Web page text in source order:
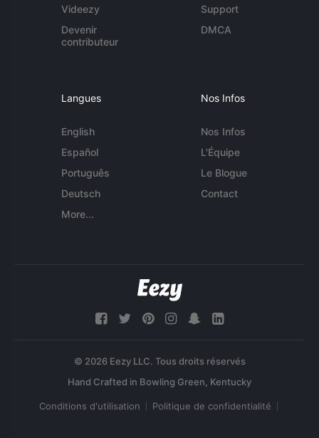
Videezy
Devenir
contributeur
Support
DMCA
Langues
English
Español
Português
Deutsch
More...
Nos Infos
Nos Infos
L'Équipe
Le Blogue
Contact
© 2026 Eezy LLC. Tous droits réservés
Conditions d'utilisation Politique de confidentialité